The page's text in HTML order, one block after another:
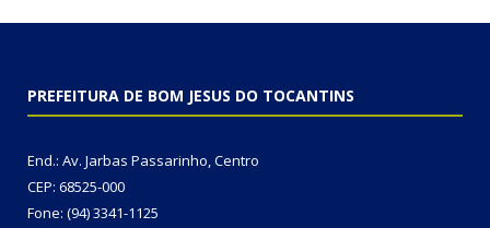
PREFEITURA DE BOM JESUS DO TOCANTINS
End.: Av. Jarbas Passarinho, Centro
CEP: 68525-000
Fone: (94) 3341-1125